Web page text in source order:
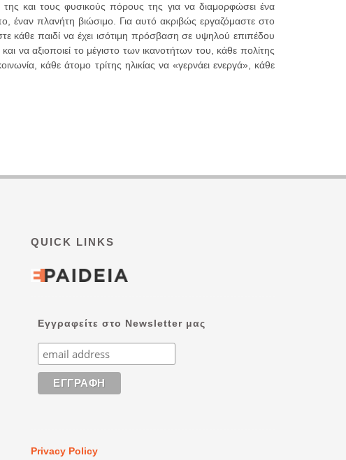
της και τους φυσικούς πόρους της για να διαμορφώσει ένα
έναν πλανήτη βιώσιμο. Για αυτό ακριβώς εργαζόμαστε στο
κάθε παιδί να έχει ισότιμη πρόσβαση σε υψηλού επιπέδου
να αξιοποιεί το μέγιστο των ικανοτήτων του, κάθε πολίτης
κάθε άτομο τρίτης ηλικίας να «γερνάει ενεργά», κάθε
QUICK LINKS
Εγγραφείτε στο Newsletter μας
Privacy Policy